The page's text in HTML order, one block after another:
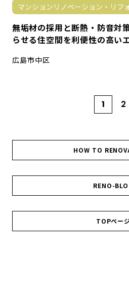
マンションリノベーション・リフ
無垢材の採用と断熱・防音対
らせる住空間を利便性の高い
広島市中区
1 2
HOW TO
RENO-
TOPペー